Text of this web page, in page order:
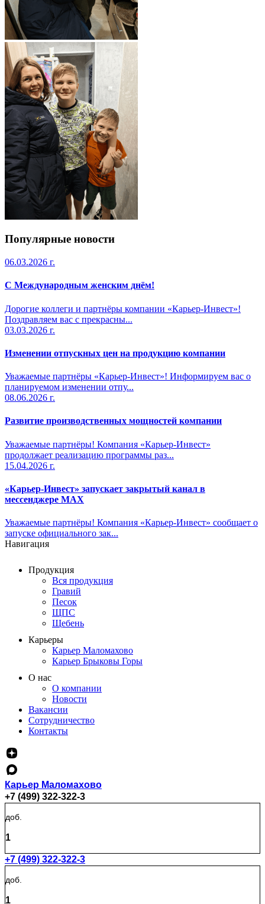
Популярные новости
06.03.2026 г.
С Международным женским днём!
Дорогие коллеги и партнёры компании «Карьер-Инвест»!
Поздравляем вас с прекрасны...
03.03.2026 г.
Изменении отпускных цен на продукцию компании
Уважаемые партнёры «Карьер-Инвест»! Информируем вас о
планируемом изменении отпу...
08.06.2026 г.
Развитие производственных мощностей компании
Уважаемые партнёры! Компания «Карьер-Инвест»
продолжает реализацию программы раз...
15.04.2026 г.
«Карьер-Инвест» запускает закрытый канал в
мессенджере MAX
Уважаемые партнёры! Компания «Карьер-Инвест» сообщает о
запуске официального зак...
Навигация
Продукция
Вся продукция
Гравий
Песок
ЩПС
Щебень
Карьеры
Карьер Маломахово
Карьер Брыковы Горы
О нас
О компании
Новости
Вакансии
Сотрудничество
Контакты
Карьер Маломахово
+7 (499) 322-322-3
доб.
1
+7 (499) 322-322-3
доб.
1